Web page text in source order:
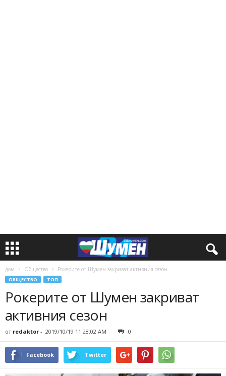
дом Общество Рокерите от Шумен закриват активния сезон
ОБЩЕСТВО ТОП
Рокерите от Шумен закриват
активния сезон
от redaktor - 2019/10/19 11:28:02 AM 0
Facebook Twitter